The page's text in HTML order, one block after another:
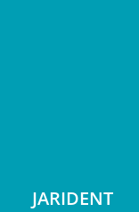
JARIDENT